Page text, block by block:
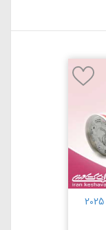
بذر کلم پیچ هیبرید گلوب مستر 2025